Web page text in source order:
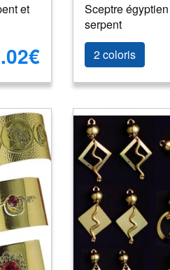
et
Sceptre
serpent
2 coloris